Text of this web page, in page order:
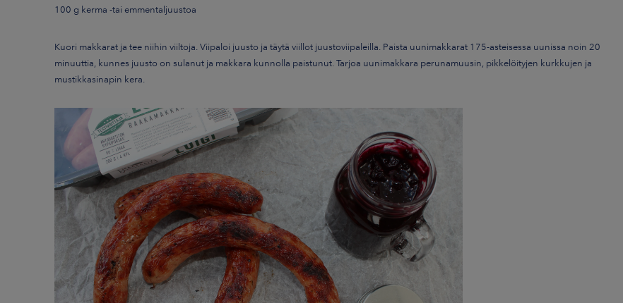
100 g kerma -tai emmentaljuustoa
Kuori makkarat ja tee niihin viiltoja. Viipaloi juusto ja täytä viillot juustoviipaleilla. Paista uunimakkarat 175-asteisessa uunissa noin 20
minuuttia, kunnes juusto on sulanut ja makkara kunnolla paistunut. Tarjoa uunimakkara perunamuusin, pikkelöityjen kurkkujen ja
mustikkasinapin kera.